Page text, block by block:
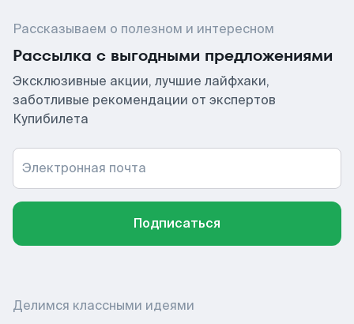
Рассказываем о полезном и интересном
Рассылка с выгодными предложениями
Эксклюзивные акции, лучшие лайфхаки,
заботливые рекомендации от экспертов
Купибилета
Электронная почта
Подписаться
Делимся классными идеями